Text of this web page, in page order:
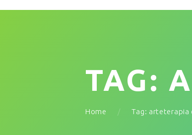
TAG:
Home Tag: arteterapia